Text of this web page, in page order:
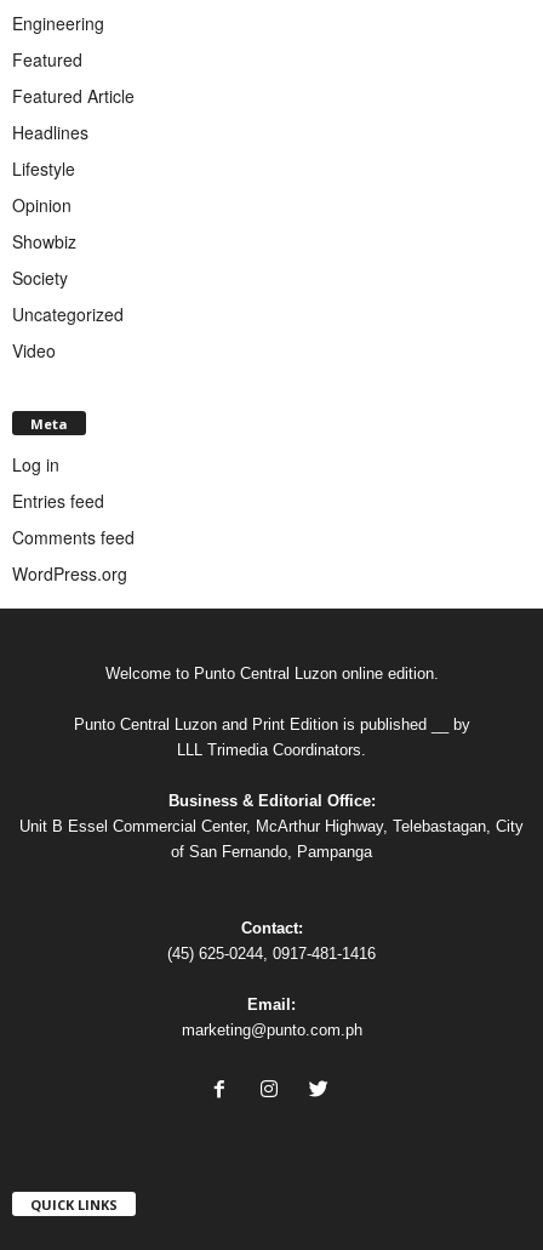
Engineering
Featured
Featured Article
Headlines
Lifestyle
Opinion
Showbiz
Society
Uncategorized
Video
Meta
Log in
Entries feed
Comments feed
WordPress.org
Welcome to Punto Central Luzon online edition.
Punto Central Luzon and Print Edition is published __ by
LLL Trimedia Coordinators.
Business & Editorial Office:
Unit B Essel Commercial Center, McArthur Highway, Telebastagan, City
of San Fernando, Pampanga
Contact:
(45) 625-0244, 0917-481-1416
Email:
marketing@punto.com.ph
QUICK LINKS